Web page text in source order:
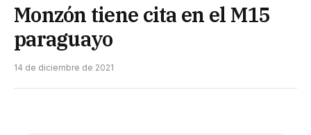
Monzón tiene cita en el M15
paraguayo
14 de diciembre de 2021